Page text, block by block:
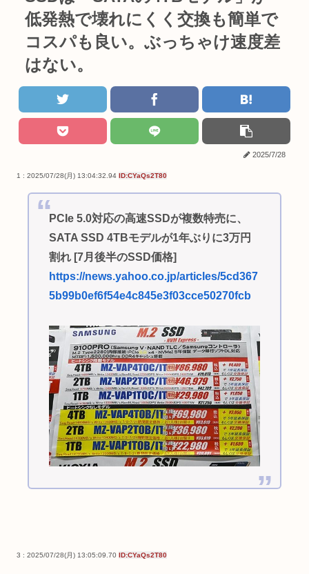
低発熱で壊れにくく交換も簡単で
コスパも良い。ぶっちゃけ速度差
はない。
2025/7/28
1 : 2025/07/28(月) 13:04:32.94 ID:CYaQs2T80
PCIe 5.0対応の高速SSDが複数特売に、
SATA SSD 4TBモデルが1年ぶりに3万円
割れ [7月後半のSSD価格]
https://news.yahoo.co.jp/articles/5cd367
5b99b0ef6f54e4c845e3f03cce50270fcb
3 : 2025/07/28(月) 13:05:09.70 ID:CYaQs2T80